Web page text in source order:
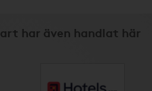
har även handlat här